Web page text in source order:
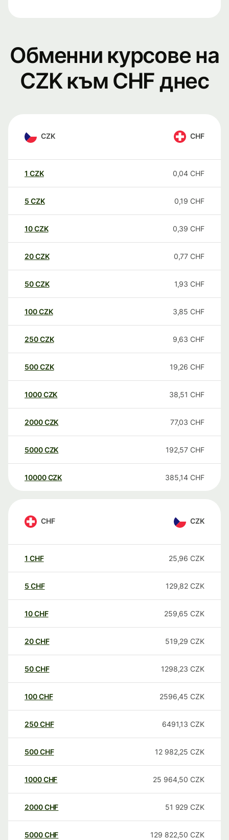
Обменни курсове на
CZK към CHF днес
CZK CHF
1 CZK 0,04 CHF
5 CZK 0,19 CHF
10CZK 0,39 CHF
20CZK 0,77 CHF
50CZK 1,93 CHF
100CZK 3,85 CHF
250CZK 9,63 CHF
500CZK 19,26 CHF
1000CZK 38,51 CHF
2000CZK 77,03 CHF
5000CZK 192,57 CHF
10000 CZK 385,14 CHF
CHF CZK
1 CHF 25,96 CZK
5 CHF 129,82 CZK
10CHF 259,65 CZK
20CHF 519,29 CZK
50CHF 1298,23 CZK
100CHF 2596,45 CZK
250CHF 6491,13 CZK
500CHF 12 982,25 CZK
1000CHF 25 964,50 CZK
2000CHF 51 929 CZK
5000CHF 129 822,50 CZK